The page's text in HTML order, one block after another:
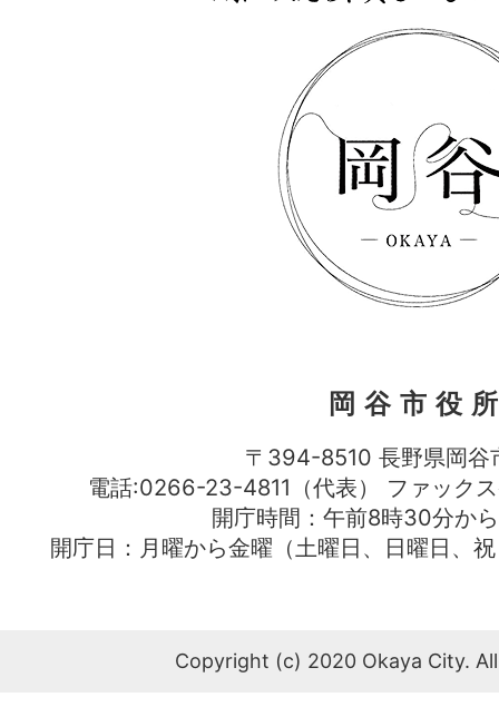
岡谷市役
〒394-8510 長野県岡谷
電話:0266-23-4811（代表） ファッ
開庁時間：午前8時30分か
開庁日：月曜から金曜（土曜日、日曜日、
Copyright (c) 2020 Okaya City.